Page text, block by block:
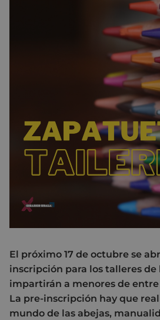
El próximo 17 de octubre se
inscripción para los talleres de
impartirán a menores de entre
La pre-inscripción hay que
mundo de las abejas,